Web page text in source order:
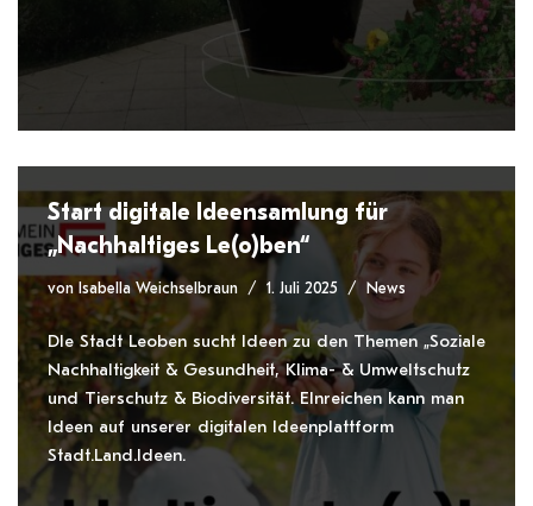
Start digitale Ideensamlung für
„Nachhaltiges Le(o)ben“
von Isabella Weichselbraun 1. Juli 2025 News
DIe Stadt Leoben sucht Ideen zu den Themen „Soziale
Nachhaltigkeit & Gesundheit, Klima- & Umweltschutz
und Tierschutz & Biodiversität. EInreichen kann man
Ideen auf unserer digitalen Ideenplattform
Stadt.Land.Ideen.